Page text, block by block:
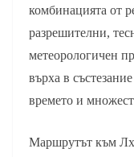
комбинацията от
разрешителни,
метеорологичен
върха в
времето и
Маршрутът към